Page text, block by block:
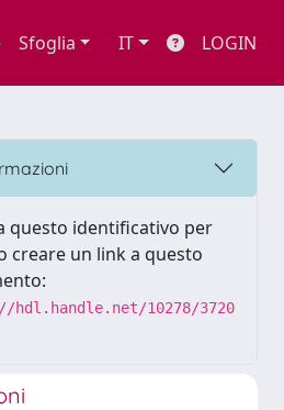
Sfoglia IT LOGIN
questo identificativo per
creare un link a questo
hdl.handle.net/10278/3720